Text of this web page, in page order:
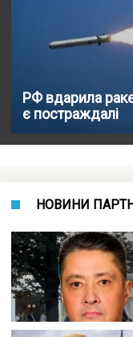
РФ вдарила
є постраждалі
НОВИНИ